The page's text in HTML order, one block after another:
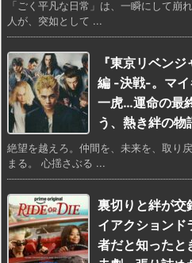
「ごく平凡な日常」は、一瞬にして崩
人が、突如として ...
『東京リベン
編 -決戦-。マイ
一虎…運命の最
う、熱き絆の物
絶望を越えろ。仲間を、未来を、取り
まる。 心揺さぶる ...
裏切りと絆が交
イアクションド
者だと知ったと